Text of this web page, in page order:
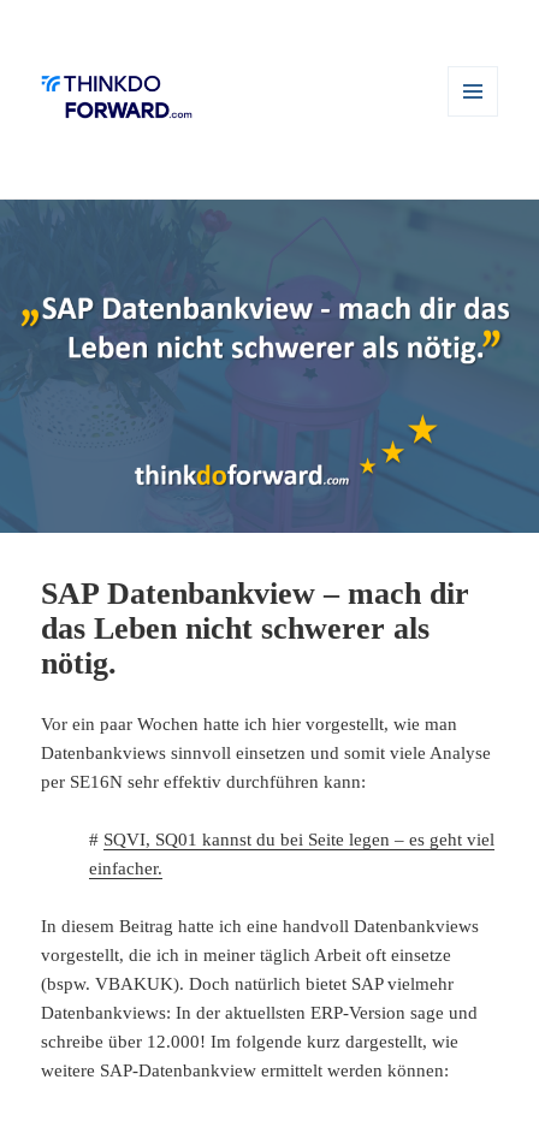
SAP Datenbankview – mach dir
das Leben nicht schwerer als
nötig.
Vor ein paar Wochen hatte ich hier vorgestellt, wie man
Datenbankviews sinnvoll einsetzen und somit viele Analyse
per SE16N sehr effektiv durchführen kann:
# SQVI, SQ01 kannst du bei Seite legen – es geht viel
einfacher.
In diesem Beitrag hatte ich eine handvoll Datenbankviews
vorgestellt, die ich in meiner täglich Arbeit oft einsetze
(bspw. VBAKUK). Doch natürlich bietet SAP vielmehr
Datenbankviews: In der aktuellsten ERP-Version sage und
schreibe über 12.000! Im folgende kurz dargestellt, wie
weitere SAP-Datenbankview ermittelt werden können: